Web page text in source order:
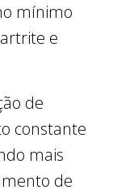
mínimo
e
de
constante
mais
de